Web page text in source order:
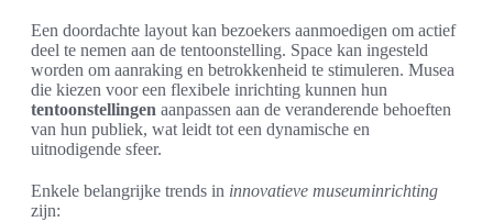
Een doordachte layout kan bezoekers aanmoedigen om actief
deel te nemen aan de tentoonstelling. Space kan ingesteld
worden om aanraking en betrokkenheid te stimuleren. Musea
die kiezen voor een flexibele inrichting kunnen hun
tentoonstellingen aanpassen aan de veranderende behoeften
van hun publiek, wat leidt tot een dynamische en
uitnodigende sfeer.
Enkele belangrijke trends in innovatieve museuminrichting
zijn: